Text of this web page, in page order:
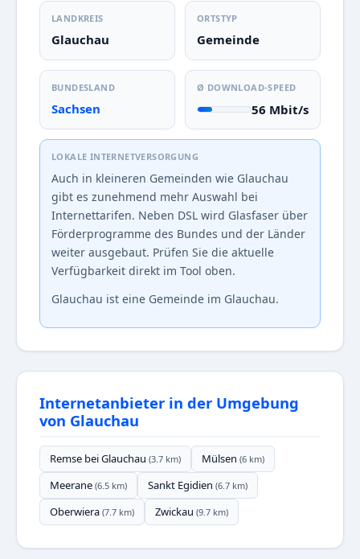
LANDKREIS
Glauchau
ORTSTYP
Gemeinde
BUNDESLAND
Sachsen
Ø DOWNLOAD-SPEED
56 Mbit/s
LOKALE INTERNETVERSORGUNG
Auch in kleineren Gemeinden wie Glauchau
gibt es zunehmend mehr Auswahl bei
Internettarifen. Neben DSL wird Glasfaser über
Förderprogramme des Bundes und der Länder
weiter ausgebaut. Prüfen Sie die aktuelle
Verfügbarkeit direkt im Tool oben.
Glauchau ist eine Gemeinde im Glauchau.
Internetanbieter in der Umgebung
von Glauchau
Remse bei Glauchau (3.7 km) Mülsen (6 km)
Meerane (6.5 km) Sankt Egidien (6.7 km)
Oberwiera (7.7 km) Zwickau (9.7 km)